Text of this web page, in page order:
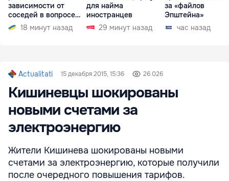
зависимости от
соседей в вопросе
границ18 минут назад
для найма
иностранцев
29 минут назад
за «файлов
Эпштейна»
час назад
Actualitati 15 декабря 2015, 15:36 26 026
Кишиневцы шокированы
новыми счетами за
электроэнергию
Жители Кишинева шокированы новыми
счетами за электроэнергию, которые получили
после очередного повышения тарифов.